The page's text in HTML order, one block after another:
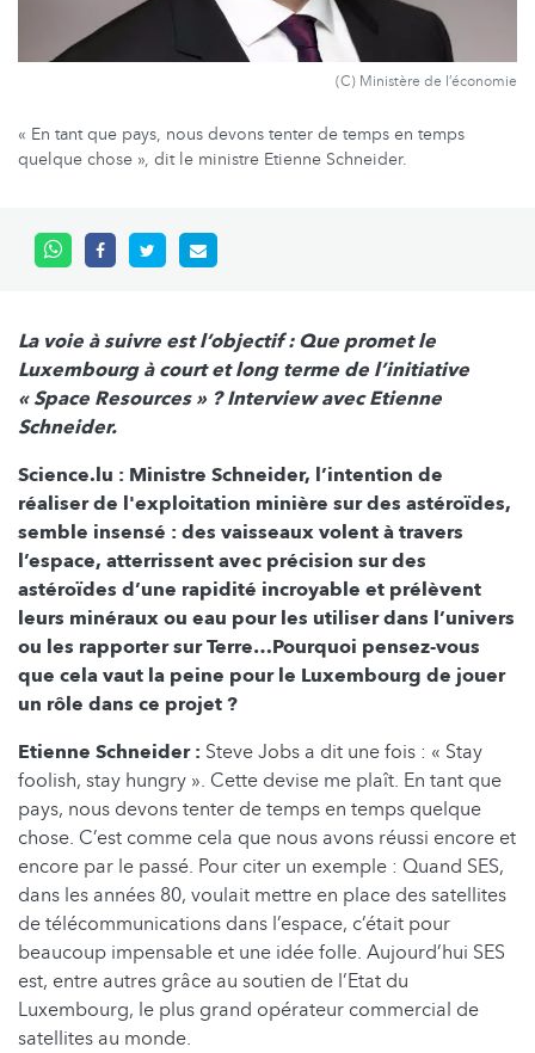
(C) Ministère de l’économie
« En tant que pays, nous devons tenter de temps en temps
quelque chose », dit le ministre Etienne Schneider.
La voie à suivre est l’objectif : Que promet le
Luxembourg à court et long terme de l’initiative
« Space Resources » ? Interview avec Etienne
Schneider.
Science.lu : Ministre Schneider, l’intention de
réaliser de l'exploitation minière sur des astéroïdes,
semble insensé : des vaisseaux volent à travers
l’espace, atterrissent avec précision sur des
astéroïdes d’une rapidité incroyable et prélèvent
leurs minéraux ou eau pour les utiliser dans l’univers
ou les rapporter sur Terre…Pourquoi pensez-vous
que cela vaut la peine pour le Luxembourg de jouer
un rôle dans ce projet ?
Etienne Schneider : Steve Jobs a dit une fois : « Stay
foolish, stay hungry ». Cette devise me plaît. En tant que
pays, nous devons tenter de temps en temps quelque
chose. C’est comme cela que nous avons réussi encore et
encore par le passé. Pour citer un exemple : Quand SES,
dans les années 80, voulait mettre en place des satellites
de télécommunications dans l’espace, c’était pour
beaucoup impensable et une idée folle. Aujourd’hui SES
est, entre autres grâce au soutien de l’Etat du
Luxembourg, le plus grand opérateur commercial de
satellites au monde.